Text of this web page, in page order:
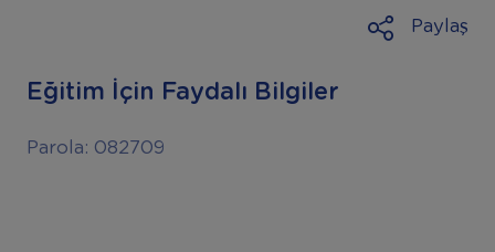
Paylaş
Eğitim İçin Faydalı Bilgiler
Parola: 082709